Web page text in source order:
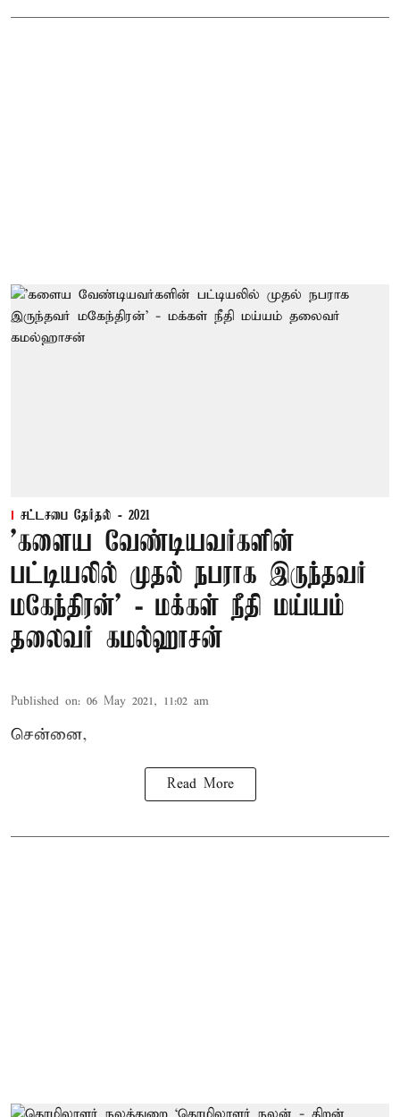
சட்டசபை தேர்தல் - 2021
'களைய வேண்டியவர்களின்
பட்டியலில் முதல் நபராக இருந்தவர்
மகேந்திரன்’ - மக்கள் நீதி மய்யம்
தலைவர் கமல்ஹாசன்
Published on: 06 May 2021, 11:02 am
சென்னை,
Read More